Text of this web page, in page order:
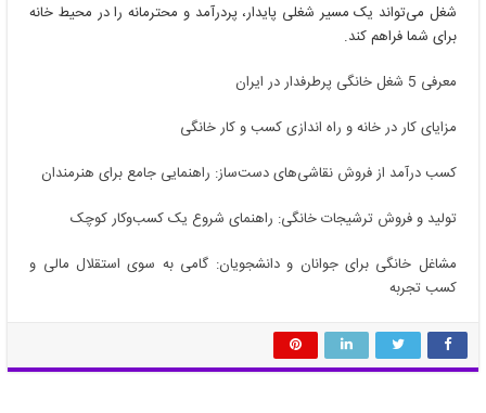
شغل می‌تواند یک مسیر شغلی پایدار، پردرآمد و محترمانه را در محیط خانه
برای شما فراهم کند.
معرفی 5 شغل خانگی پرطرفدار در ایران
مزایای کار در خانه و راه اندازی کسب و کار خانگی
کسب درآمد از فروش نقاشی‌های دست‌ساز: راهنمایی جامع برای هنرمندان
تولید و فروش ترشیجات خانگی: راهنمای شروع یک کسب‌وکار کوچک
مشاغل خانگی برای جوانان و دانشجویان: گامی به سوی استقلال مالی و
کسب تجربه